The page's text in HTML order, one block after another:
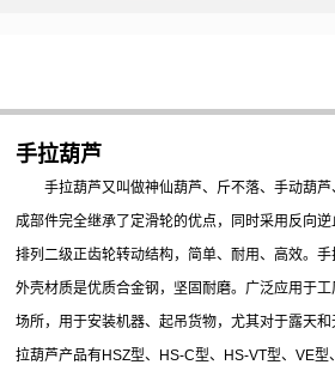
手拉葫芦
手拉葫芦又叫做神仙葫芦、斤不落、手动葫
成部件完全继承了定滑轮的优点，同时采用反向
排列二级正齿轮转动结构，简单、耐用、高效。
外壳材质是优质合金钢，坚固耐磨。广泛应用于
场所，用于安装机器、起吊货物，尤其对于露天
拉葫芦产品有HSZ型、HS-C型、HS-VT型、VE